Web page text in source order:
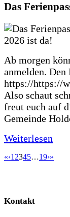
Das
Ab morgen
anmelden.
https://https://
Also schaut
freut euch auf
Gemeinde
Weiterlesen
«‹1 2345…19›»
Kontakt